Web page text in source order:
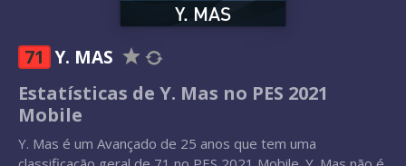
Y. MAS
71 Y. MAS
Estatísticas de Y. Mas no PES 2021
Mobile
Y. Mas é um Avançado de 25 anos que tem uma